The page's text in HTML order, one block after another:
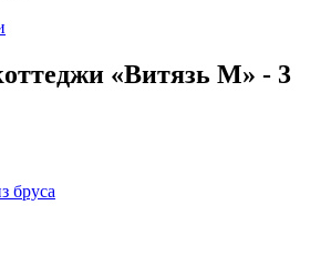
«Витязь М» - 3
бруса